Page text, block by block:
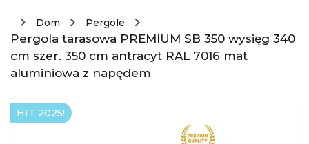
Dom Pergole
Pergola tarasowa PREMIUM SB 350 wysięg 340
cm szer. 350 cm antracyt RAL 7016 mat
aluminiowa z napędem
HIT 2025!